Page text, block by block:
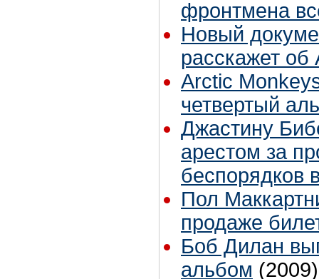
фронтмена
Новый
расскажет об
Arctic
четвертый
Джастину
арестом за
беспорядков
Пол
продаже
Боб Дилан
альбом (2009)